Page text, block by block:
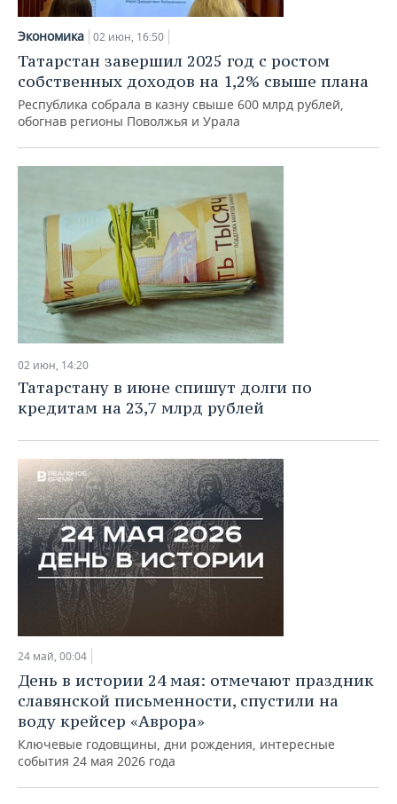
НЕФТЕХИМИЯ
НЕФТЬ
ОПК
ЭНЕРГЕТИКА
РОЗНИЧНАЯ ТОРГОВЛЯ
ТРАНСПОРТ
УСЛУГИ
НОВОСТИ ТЕХНОЛОГИЙ
IT
МЕДИА
МЕРОПРИЯТИЯ
НОВОСТИ МЕРОПРИЯТИЙ
ВЫЕЗДНАЯ РЕДАКЦИЯ
ONLINE-КОНФЕРЕНЦИИ
ОТКРЫТАЯ ЛЕКЦИЯ
СПОРТ
НОВОСТИ СПОРТА
БАСКЕТБОЛ
ВОЛЕЙБОЛ
КИБЕРСПОРТ
ФИГУРНОЕ КАТАНИЕ
ВОДНЫЕ ВИДЫ СПОРТА
ХОККЕЙ С МЯЧОМ
ОБЩЕСТВО
ИНФРАСТРУКТУРА
ИСТОРИЯ
КУЛЬТУРА
МЕДИЦИНА
ОБРАЗОВАНИЕ
ПРОИСШЕСТВИЯ
СПРАВОЧНИК
СПИСОК ПЕРСОН
СПИСОК КОМПАНИЙ
ПОЛНАЯ ВЕРСИЯ
Экономика 02 июн, 16:50
Татарстан завершил 2025 год с ростом
собственных доходов на 1,2% свыше плана
Республика собрала в казну свыше 600 млрд рублей,
обогнав регионы Поволжья и Урала
02 июн, 14:20
Татарстану в июне спишут долги по
кредитам на 23,7 млрд рублей
24 май, 00:04
День в истории 24 мая: отмечают праздник
славянской письменности, спустили на
воду крейсер «Аврора»
Ключевые годовщины, дни рождения, интересные
события 24 мая 2026 года